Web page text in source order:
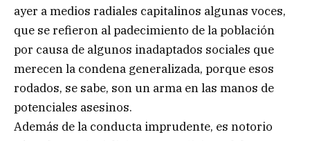
ayer a medios radiales capitalinos algunas voces,
que se refieron al padecimiento de la población
por causa de algunos inadaptados sociales que
merecen la condena generalizada, porque esos
rodados, se sabe, son un arma en las manos de
potenciales asesinos.
Además de la conducta imprudente, es notorio